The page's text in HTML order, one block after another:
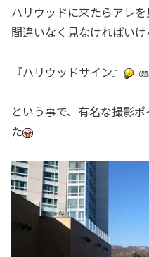
ハリウッドに来たらアレ
間違いなく見なければい
『ハリウッドサイン』 （
という事で、有名な撮影
た